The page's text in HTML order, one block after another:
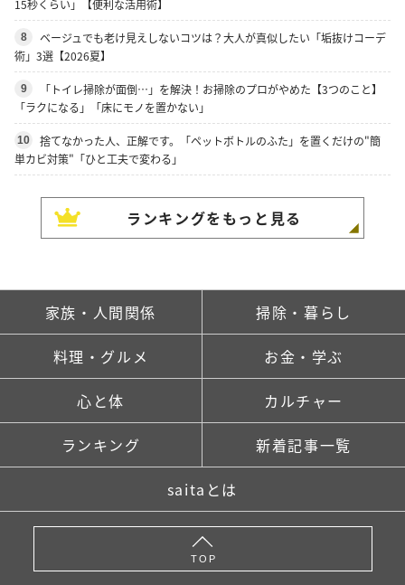
15秒くらい」【便利な活用術】
8
ベージュでも老け見えしないコツは？大人が真似したい「垢抜けコーデ
術」3選【2026夏】
9
「トイレ掃除が面倒…」を解決！お掃除のプロがやめた【3つのこと】
「ラクになる」「床にモノを置かない」
10
捨てなかった人、正解です。「ペットボトルのふた」を置くだけの"簡
単カビ対策"「ひと工夫で変わる」
ランキングをもっと見る
家族・人間関係 掃除・暮らし
料理・グルメ お金・学ぶ
心と体 カルチャー
ランキング 新着記事一覧
saitaとは
TOP